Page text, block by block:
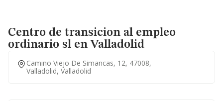
Centro de transicion al empleo
ordinario sl en Valladolid
Camino Viejo De Simancas, 12, 47008,
Valladolid, Valladolid